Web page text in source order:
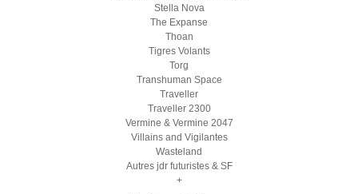
Stella Nova
The Expanse
Thoan
Tigres Volants
Torg
Transhuman Space
Traveller
Traveller 2300
Vermine & Vermine 2047
Villains and Vigilantes
Wasteland
Autres jdr futuristes & SF
+